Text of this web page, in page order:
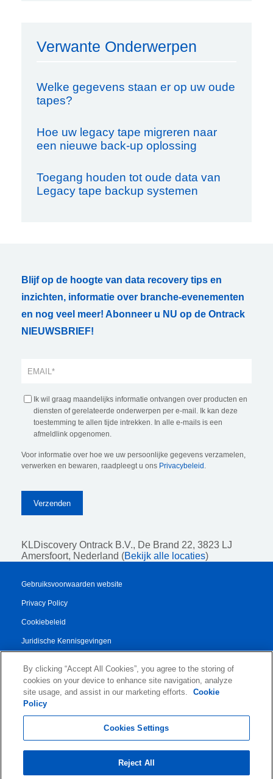
Verwante Onderwerpen
Welke gegevens staan er op uw oude
tapes?
Hoe uw legacy tape migreren naar
een nieuwe back-up oplossing
Toegang houden tot oude data van
Legacy tape backup systemen
Blijf op de hoogte van data recovery tips en
inzichten, informatie over branche-evenementen
en nog veel meer! Abonneer u NU op de Ontrack
NIEUWSBRIEF!
Ik wil graag maandelijks informatie ontvangen over producten en
diensten of gerelateerde onderwerpen per e-mail. Ik kan deze
toestemming te allen tijde intrekken. In alle e-mails is een
afmeldlink opgenomen.
Voor informatie over hoe we uw persoonlijke gegevens verzamelen,
verwerken en bewaren, raadpleegt u ons Privacybeleid .
KLDiscovery Ontrack B.V., De Brand 22, 3823 LJ
Amersfoort, Nederland (Bekijk alle locaties)
Gebruiksvoorwaarden website
Privacy Policy
Cookiebeleid
Juridische Kennisgevingen
Algemene Voorwaarden
Authorised Partner Agreement
By clicking “Accept All Cookies”, you agree to the storing of
cookies on your device to enhance site navigation, analyze
site usage, and assist in our marketing efforts.
Cookie
Policy
Cookies Settings
Reject All